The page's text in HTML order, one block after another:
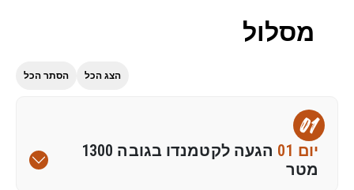
מסלול
הצג הכל הסתר הכל
01
יום 01
הגעה לקטמנדו בגובה 1300
מטר